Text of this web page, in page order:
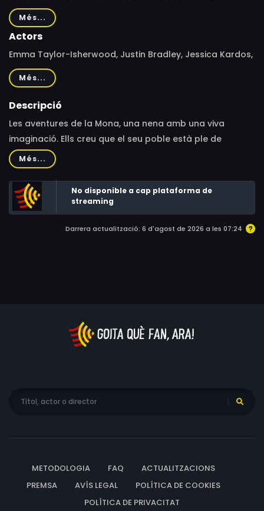
Perreau, Jean Saro
Més...
Actors
Emma Taylor-Isherwood, Justin Bradley, Jessica Kardos,
Holly Gauthier-Frankel, Carrie Finlay, Oliver Grainger,
Jennifer Seguin, Carole Jeghers, Tia Caroleo, Marcel
Jeannin, Sonja Ball, John Stocker, Rick Miller, Richard
Més...
Descripció
Les aventures de la Mona, una nena amb una viva
imaginació. Ells creu que el seu poble està ple de
monstres i fa el que pot per a salvar-lo.
Més...
No disponible a cap plataforma de
streaming
Darrera actualització: 6 d'agost de 2026 a les 07:24
METODOLOGIA FAQ
ACTUALITZACIONS
PREMSA
AVÍS LEGAL
POLÍTICA DE COOKIES
POLÍTICA DE PRIVACITAT